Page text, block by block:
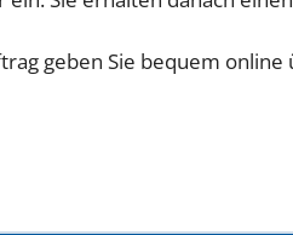
geben Sie bequem